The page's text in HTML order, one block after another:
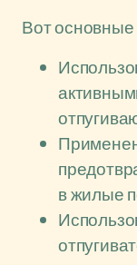
Вот
в жилые